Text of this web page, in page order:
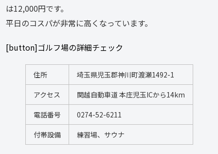
は12,000円です。
平日のコスパが非常に高くなっています。
[button]ゴルフ場の詳細チェック
住所 埼玉県児玉郡神川町渡瀬1492-1
アクセス 関越自動車道 本庄児玉ICから14km
電話番号 0274-52-6211
付帯設備 練習場、サウナ